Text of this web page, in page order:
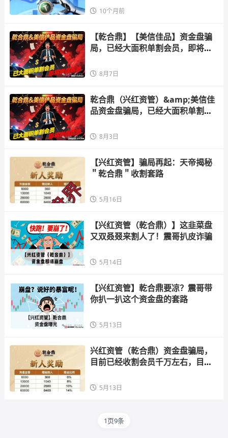
路！10个月前
【乾合鼎】【美信佳品】资金盘骗
局，已经大面积单割会员，即将崩
8月7日
乾合鼎（兴红资管）&amp;美信佳
品资金盘骗局，已经大面积单割会
8月3日
【兴红资管】骗局再起：天帝揭秘
＂乾合鼎＂收割套路
5月16日
【兴红资管（乾合鼎）】这韭菜盘
又双叒叕来割人了！震哥扒皮诈骗
5月14日
【兴红资管】乾合鼎要凉？震哥带
你扒一扒这个资金盘的套路
5月13日
兴红资管（乾合鼎）资金盘骗局，
目前已经收割会员千万左右，目前
跑路的风险
5月13日
1页9条